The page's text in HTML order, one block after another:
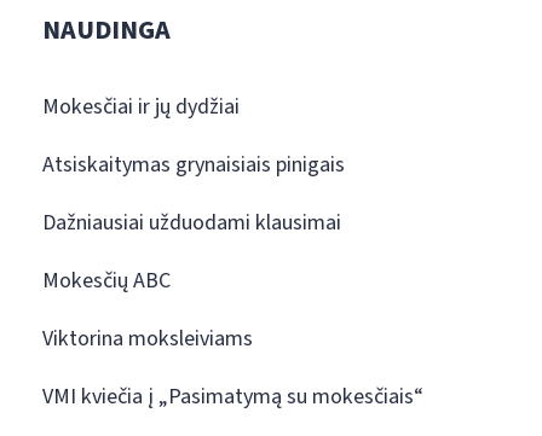
NAUDINGA
Mokesčiai ir jų dydžiai
Atsiskaitymas grynaisiais pinigais
Dažniausiai užduodami klausimai
Mokesčių ABC
Viktorina moksleiviams
VMI kviečia į „Pasimatymą su mokesčiais“